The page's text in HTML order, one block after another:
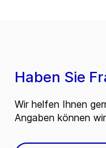
Haben Sie
Wir helfen Ihnen
Angaben können